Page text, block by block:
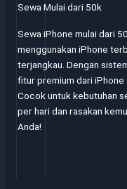
Sewa Mulai dari 50k
Sewa iPhone mulai dari
menggunakan iPhone
terjangkau. Dengan
fitur premium dari iPhone
Cocok untuk kebutuhan
per hari dan rasakan
Anda!